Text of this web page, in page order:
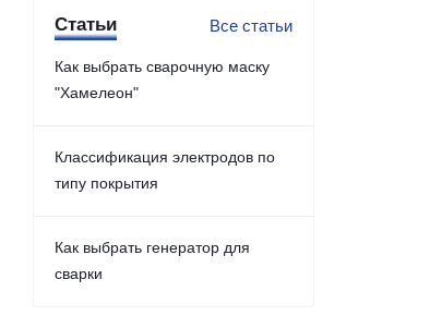
Статьи Все статьи
Как выбрать сварочную маску
"Хамелеон"
Классификация электродов по
типу покрытия
Как выбрать генератор для
сварки